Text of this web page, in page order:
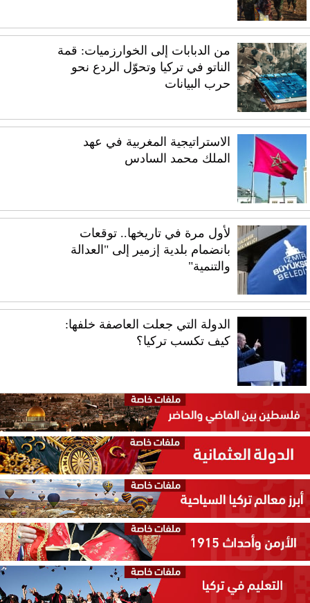
من الدبابات إلى الخوارزميات: قمة
الناتو في تركيا وتحوّل الردع نحو
حرب البيانات
الاستراتيجية المغربية في عهد
الملك محمد السادس
لأول مرة في تاريخها.. توقعات
بانضمام بلدية إزمير إلى "العدالة
والتنمية"
الدولة التي جعلت العاصفة خلفها:
كيف تكسب تركيا؟